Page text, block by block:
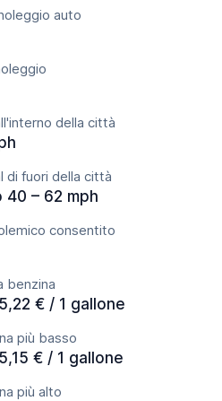
auto
della città
di fuori della città
40 – 62 mph
consentito
benzina
€ / 1 gallone
più basso
€ / 1 gallone
più alto